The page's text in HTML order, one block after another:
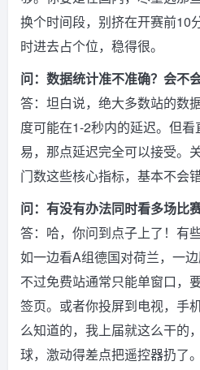
换个时间段，别挤在开赛前10
时进去占个位，稳得很。
问：数据统计准不准确？会不
答：坦白说，绝大多数站的数
度可能在1-2秒内的延迟。但
易，那点延迟完全可以接受。
门数这些核心指标，基本不会错
问：有没有办法同时看多场比赛
答：哈，你问到点子上了！有
如一边看A组德国对荷兰，一
不过免费站通常只能单窗口，
签页。或者你投屏到电视，
么知道的，我上届就这么干的
球，激动得差点把遥控器扔了。